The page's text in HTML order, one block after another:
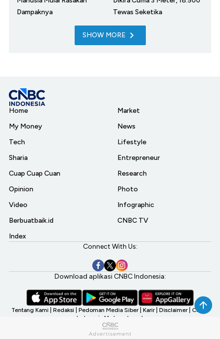
Dampaknya
Tewas Seketika
SHOW MORE
Home
My Money
Tech
Sharia
Cuap Cuap Cuan
Opinion
Video
Berbuatbaik.id
Index
Market
News
Lifestyle
Entrepreneur
Research
Photo
Infographic
CNBC TV
Connect With Us:
Download aplikasi CNBC Indonesia:
Tentang Kami Redaksi Pedoman Media Siber Karir Disclaimer CNBC
Indonesia My Investment
©2026 CNBC Indonesia, A Transmedia Company